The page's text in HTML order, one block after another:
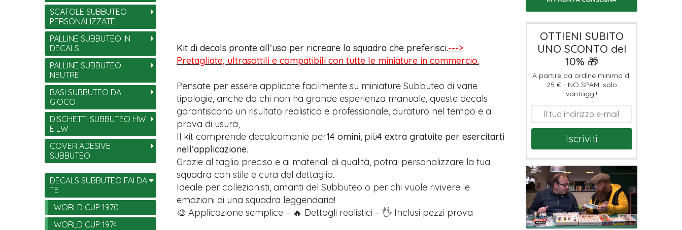
Kit di decals pronte all’uso per ricreare la squadra che preferisci.--->
Pretagliate, ultrasottili e compatibili con tutte le miniature in commercio.
Pensate per essere applicate facilmente su miniature Subbuteo di varie
tipologie, anche da chi non ha grande esperienza manuale, queste decals
garantiscono un risultato realistico e professionale, duraturo nel tempo e a
prova di usura,
Il kit comprende decalcomanie per14 omini, più4 extra gratuite per esercitarti
nell’applicazione.
Grazie al taglio preciso e ai materiali di qualità, potrai personalizzare la tua
squadra con stile e cura del dettaglio.
Ideale per collezionisti, amanti del Subbuteo o per chi vuole rivivere le
emozioni di una squadra leggendaria!
🎨 Applicazione semplice – 🔥 Dettagli realistici – 🖐️ Inclusi pezzi prova
SCATOLE SUBBUTEO
PERSONALIZZATE
PALLINE SUBBUTEO IN
DECALS
PALLINE SUBBUTEO
NEUTRE
BASI SUBBUTEO DA
GIOCO
DISCHETTI SUBBUTEO HW
E LW
COVER ADESIVE
SUBBUTEO
DECALS SUBBUTEO FAI DA
TE
WORLD CUP 1970
WORLD CUP 1974
OTTIENI SUBITO
UNO SCONTO del
10% 🎁
A partire da ordine minimo di
25 € - NO SPAM, solo
vantaggi!
Iscriviti